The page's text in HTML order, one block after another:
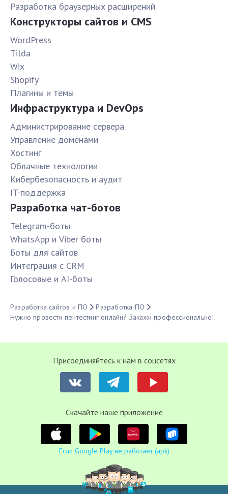
Разработка браузерных расширений
Конструкторы сайтов и CMS
WordPress
Tilda
Wix
Shopify
Плагины и темы
Инфраструктура и DevOps
Администрирование сервера
Управление доменами
Хостинг
Облачные технологии
Кибербезопасность и аудит
IT-поддержка
Разработка чат-ботов
Telegram-боты
WhatsApp и Viber боты
Боты для сайтов
Интеграция с CRM
Голосовые и AI-боты
Разработка сайтов и ПО
Разработка ПО
Нужно провести пентестинг онлайн? Закажи профессионально!
Присоединяйтесь к нам в соцсетях
Cкачайте наше приложение
Если Google Play не работает (apk)